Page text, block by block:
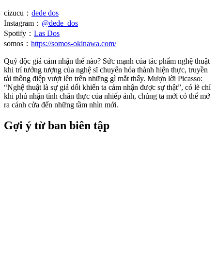
cizucu： dede dos
Instagram： @dede_dos
Spotify： Las Dos
somos： https://somos-okinawa.com/
Quý độc giả cảm nhận thế nào? Sức mạnh của tác phẩm nghệ thuật
khi trí tưởng tượng của nghệ sĩ chuyển hóa thành hiện thực, truyền
tải thông điệp vượt lên trên những gì mắt thấy. Mượn lời Picasso:
“Nghệ thuật là sự giả dối khiến ta cảm nhận được sự thật”, có lẽ chỉ
khi phủ nhận tính chân thực của nhiếp ảnh, chúng ta mới có thể mở
ra cánh cửa đến những tầm nhìn mới.
Gợi ý từ ban biên tập